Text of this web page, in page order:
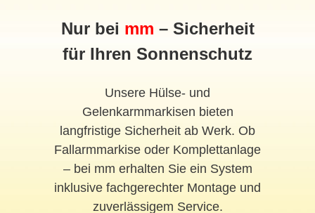
Nur bei mm – Sicherheit
für Ihren Sonnenschutz
Unsere Hülse- und
Gelenkarmmarkisen bieten
langfristige Sicherheit ab Werk. Ob
Fallarmmarkise oder Komplettanlage
– bei mm erhalten Sie ein System
inklusive fachgerechter Montage und
zuverlässigem Service.